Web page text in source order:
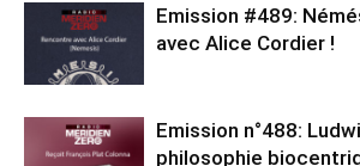
Emission #489:
avec Alice Cordier !
Emission n°488:
philosophie